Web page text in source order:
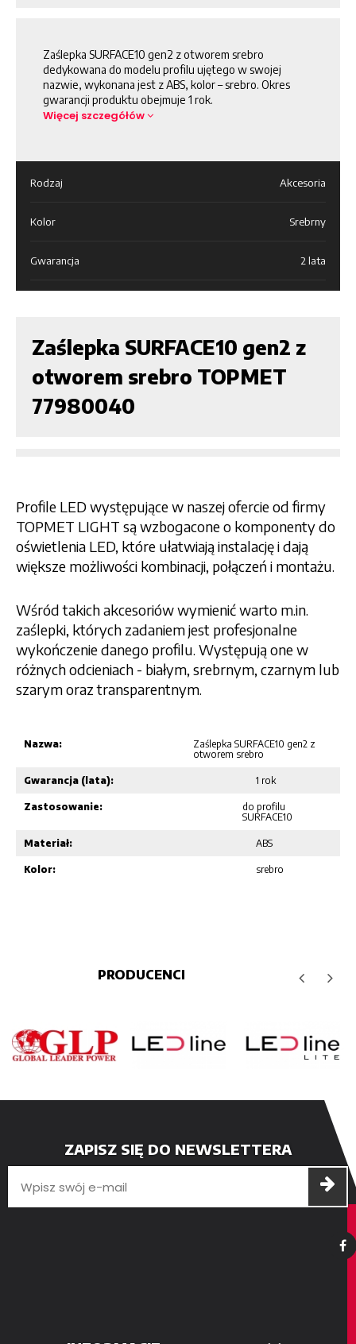
Zaślepka SURFACE10 gen2 z otworem srebro
dedykowana do modelu profilu ujętego w swojej
nazwie, wykonana jest z ABS, kolor – srebro. Okres
gwarancji produktu obejmuje 1 rok.
Więcej szczegółów
Rodzaj Akcesoria
Kolor Srebrny
Gwarancja 2 lata
Zaślepka SURFACE10 gen2 z
otworem srebro TOPMET
77980040
Profile LED występujące w naszej ofercie od firmy
TOPMET LIGHT są wzbogacone o komponenty do
oświetlenia LED, które ułatwiają instalację i dają
większe możliwości kombinacji, połączeń i montażu.
Wśród takich akcesoriów wymienić warto m.in.
zaślepki, których zadaniem jest profesjonalne
wykończenie danego profilu. Występują one w
różnych odcieniach - białym, srebrnym, czarnym lub
szarym oraz transparentnym.
Nazwa:
Zaślepka SURFACE10 gen2 z
otworem srebro
Gwarancja (lata): 1 rok
Zastosowanie:
do profilu
SURFACE10
Materiał: ABS
Kolor: srebro
PRODUCENCI
ZAPISZ SIĘ DO NEWSLETTERA